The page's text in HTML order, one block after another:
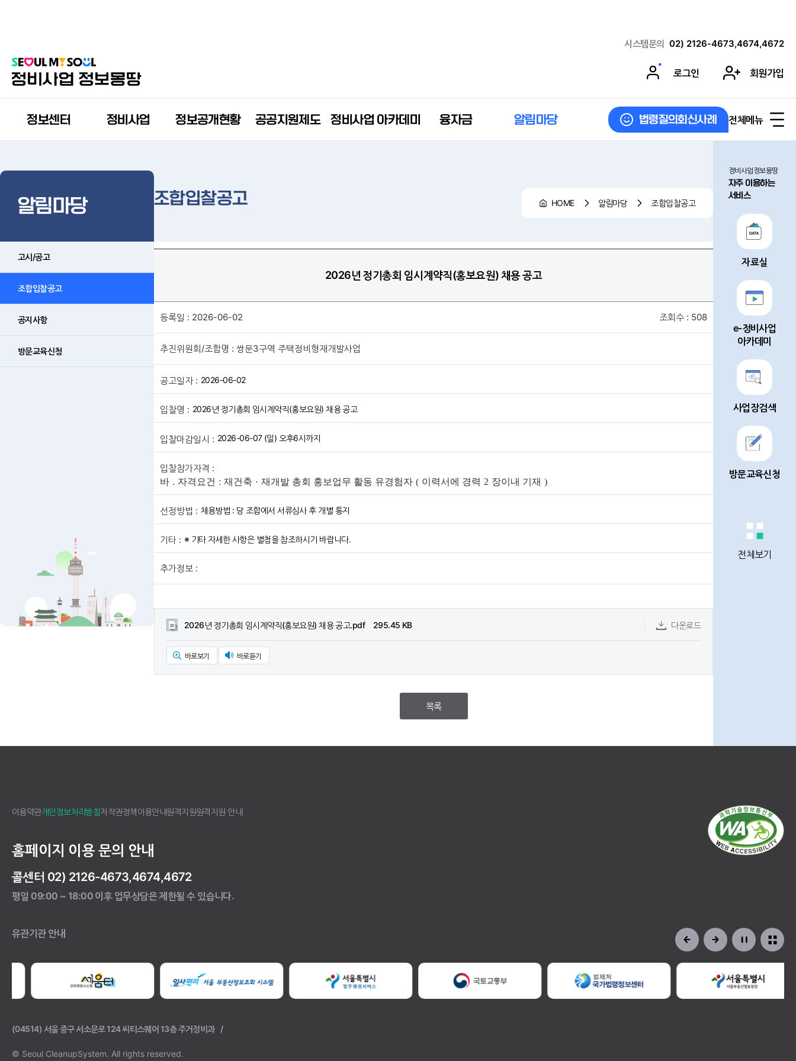
시스템문의 02) 2126-4673,4674,4672
로그인 회원가입
정보센터 정비사업 정보공개현황 공공지원제도 정비사업 아카데미 융자금 알림마당 법령질의회신사례 전체메뉴
알림마당
고시/공고
조합입찰공고
공지사항
방문교육신청
조합입찰공고 HOME 알림마당 조합입찰공고
2026년 정기총회 임시계약직(홍보요원) 채용 공고
등록일 : 2026-06-02 조회수 : 508
추진위원회/조합명 : 쌍문3구역 주택정비형재개발사업
공고일자 : 2026-06-02
입찰명 : 2026년 정기총회 임시계약직(홍보요원) 채용 공고
입찰마감일시 : 2026-06-07 (일) 오후6시까지
입찰참가자격 :
바 . 자격요건 : 재건축 · 재개발 총회 홍보업무 활동 유경험자 ( 이력서에 경력 2 장이내 기재 )
선정방법 : 채용방법 : 당 조합에서 서류심사 후 개별 통지
기타 : ※ 기타 자세한 사항은 별첨을 참조하시기 바랍니다.
추가정보 :
2026년 정기총회 임시계약직(홍보요원) 채용 공고.pdf 295.45 KB 다운로드
바로보기 바로듣기
목록
정비사업정보몽땅
자주 이용하는
서비스
자료실
e-정비사업
아카데미
사업장검색
방문교육신청
정비사업
통계
정비사업교육
일정 및 신청
전체보기
이용약관개인정보처리방침저작권정책이용안내원격지원원격지원 안내
홈페이지 이용 문의 안내
콜센터 02) 2126-4673,4674,4672
평일 09:00 ~ 18:00 이후 업무상담은 제한될 수 있습니다.
유관기관 안내
(04514) 서울 중구 서소문로 124 씨티스퀘어 13층 주거정비과
© Seoul CleanupSystem. All rights reserved.